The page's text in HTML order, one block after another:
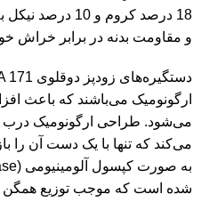
18 درصد کروم و
و مقاومت بدنه در برابر خراش
ارگونومیک می‌باشند که باعث
می‌شود. طراحی ارگونومیک درب
می‌کند که تنها با یک دست آن را
شده است که موجب توزیع